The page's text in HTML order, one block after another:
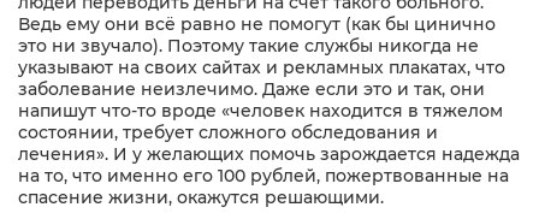
Ведь ему они всё равно не помогут (как бы цинично
это ни звучало). Поэтому такие службы никогда не
указывают на своих сайтах и рекламных плакатах, что
заболевание неизлечимо. Даже если это и так, они
напишут что-то вроде «человек находится в тяжелом
состоянии, требует сложного обследования и
лечения». И у желающих помочь зарождается надежда
на то, что именно его 100 рублей, пожертвованные на
спасение жизни, окажутся решающими.
Адрес доставки
Номер телефона
Отправить
Даю согласие на обработку персональных данных
Желаемый
ежемесячный доход
Адрес доставки
Адрес доставки
Номер телефона
Отправить
Даю согласие на обработку персональных данных